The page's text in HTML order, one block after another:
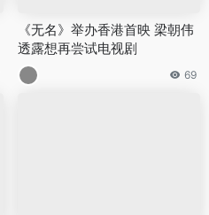
《无名》举办香港首映 梁朝伟
透露想再尝试电视剧
69